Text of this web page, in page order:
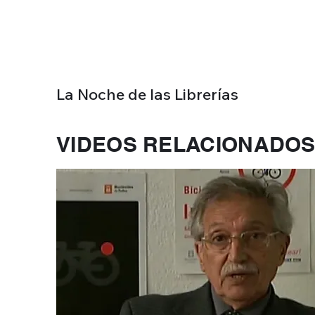
La Noche de las Librerías
VIDEOS RELACIONADOS